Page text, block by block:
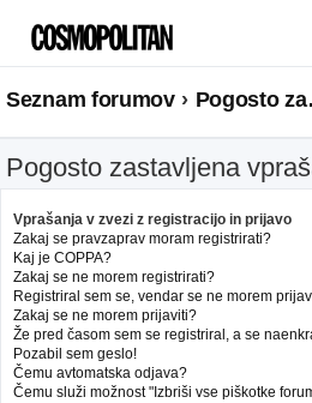
Seznam forumov
Pogosto zastavljena
Vprašanja v zvezi z registracijo in prijavo
Zakaj se pravzaprav moram registrirati?
Kaj je COPPA?
Zakaj se ne morem registrirati?
Registriral sem se, vendar se ne morem
Zakaj se ne morem prijaviti?
Že pred časom sem se registriral, a se
Pozabil sem geslo!
Čemu avtomatska odjava?
Čemu služi možnost "Izbriši vse piškotke